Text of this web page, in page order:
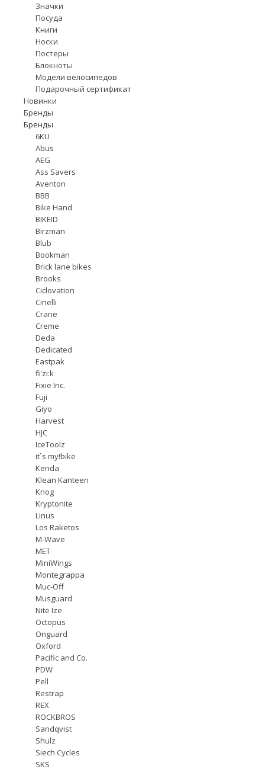
Значки
Посуда
Книги
Носки
Постеры
Блокноты
Модели велосипедов
Подарочный сертификат
Новинки
Бренды
Бренды
6KU
Abus
AEG
Ass Savers
Aventon
BBB
Bike Hand
BIKEID
Birzman
Blub
Bookman
Brick lane bikes
Brooks
Ciclovation
Cinelli
Crane
Creme
Deda
Dedicated
Eastpak
fi'zi:k
Fixie Inc.
Fuji
Giyo
Harvest
HJC
IceToolz
it`s my!bike
Kenda
Klean Kanteen
Knog
Kryptonite
Linus
Los Raketos
M-Wave
MET
MiniWings
Montegrappa
Muc-Off
Musguard
Nite Ize
Octopus
Onguard
Oxford
Pacific and Co.
PDW
Pell
Restrap
REX
ROCKBROS
Sandqvist
Shulz
Siech Cycles
SKS